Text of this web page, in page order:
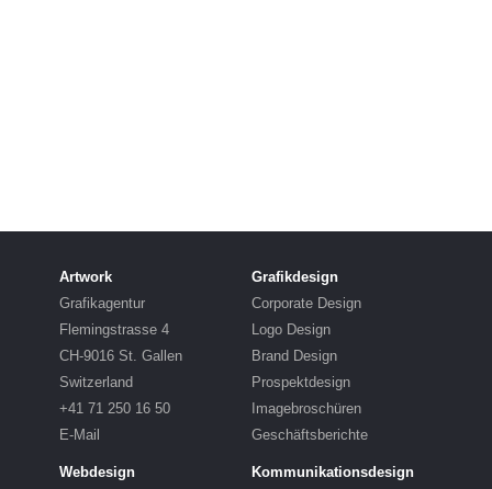
Artwork
Grafikagentur
Flemingstrasse 4
CH-9016 St. Gallen
Switzerland
+41 71 250 16 50
E-Mail
Grafikdesign
Corporate Design
Logo Design
Brand Design
Prospektdesign
Imagebroschüren
Geschäftsberichte
Webdesign Kommunikationsdesign